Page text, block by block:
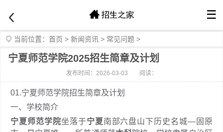
☰
当前位置： 首页 > 新闻资讯 > 常见问题 >
宁夏师范学院2025招生简章及计划
发布时间：2026-03-03 阅读：
01.宁夏师范学院招生简章及计划
一、学校简介
宁夏师范学院坐落于宁夏 南部六盘山下历史名城—固原